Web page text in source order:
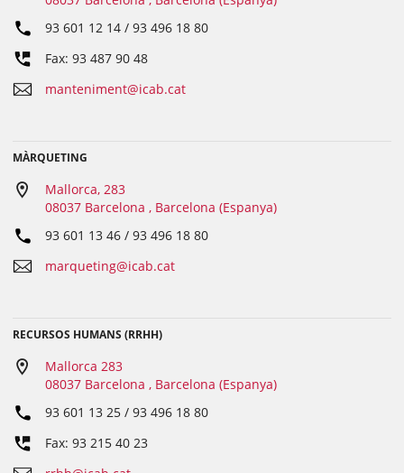
93 601 12 14 / 93 496 18 80
Fax: 93 487 90 48
manteniment@icab.cat
MÀRQUETING
Mallorca, 283
08037 Barcelona , Barcelona (Espanya)
93 601 13 46 / 93 496 18 80
marqueting@icab.cat
RECURSOS HUMANS (RRHH)
Mallorca 283
08037 Barcelona , Barcelona (Espanya)
93 601 13 25 / 93 496 18 80
Fax: 93 215 40 23